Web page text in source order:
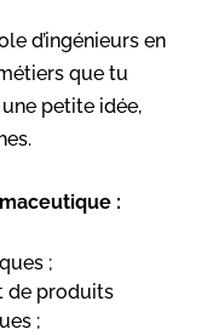
d’ingénieurs en
que tu
petite idée,
:
;
de produits
;